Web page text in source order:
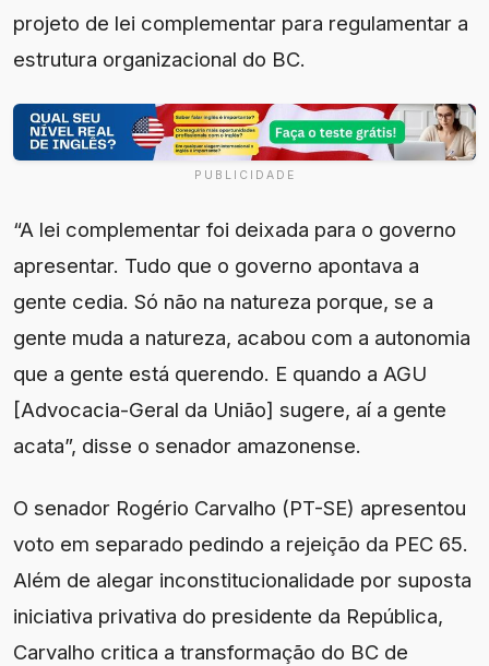
projeto de lei complementar para regulamentar a
estrutura organizacional do BC.
PUBLICIDADE
“A lei complementar foi deixada para o governo
apresentar. Tudo que o governo apontava a
gente cedia. Só não na natureza porque, se a
gente muda a natureza, acabou com a autonomia
que a gente está querendo. E quando a AGU
[Advocacia-Geral da União] sugere, aí a gente
acata”, disse o senador amazonense.
O senador Rogério Carvalho (PT-SE) apresentou
voto em separado pedindo a rejeição da PEC 65.
Além de alegar inconstitucionalidade por suposta
iniciativa privativa do presidente da República,
Carvalho critica a transformação do BC de